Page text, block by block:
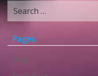
Search
for:
Pages
Blog